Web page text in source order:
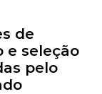
de
e seleção
pelo